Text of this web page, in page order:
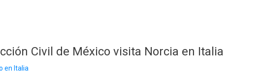
Civil de México visita Norcia en Italia
en Italia